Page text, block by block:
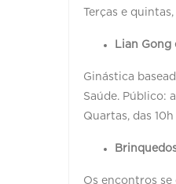
Terças e quintas,
Lian Gong
Ginástica
Saúde. Público:
Quartas, das 10h
Os encontros